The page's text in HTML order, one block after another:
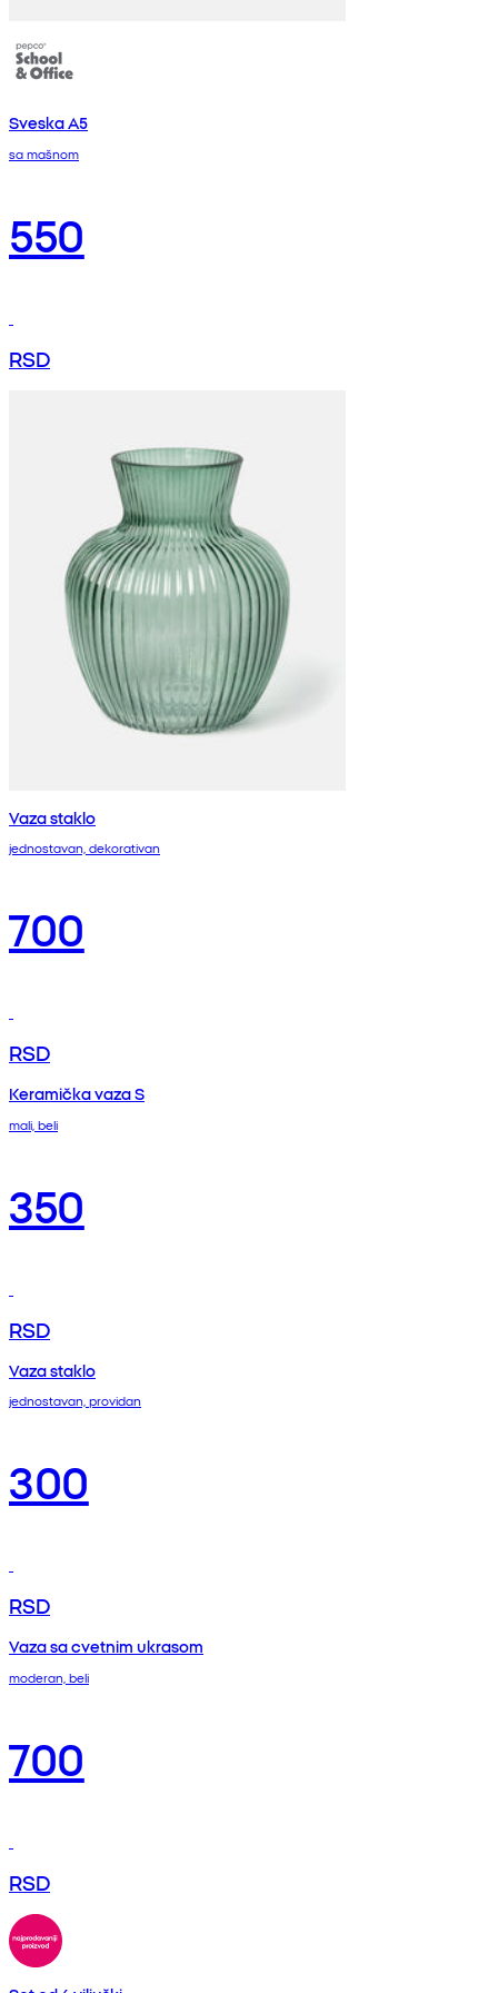
Sveska A5
sa mašnom
550
RSD
Vaza staklo
jednostavan, dekorativan
700
RSD
Keramička vaza S
mali, beli
350
RSD
Vaza staklo
jednostavan, providan
300
RSD
Vaza sa cvetnim ukrasom
moderan, beli
700
RSD